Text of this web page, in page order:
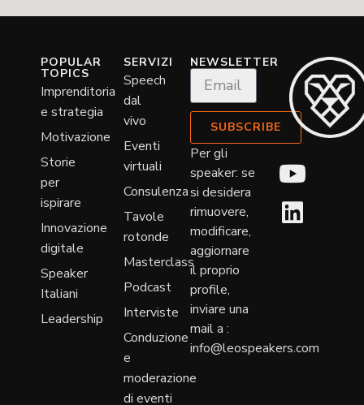
POPULAR
TOPICS
Imprenditoria
e strategia
Motivazione
Storie
per
ispirare
Innovazione
digitale
Speaker
Italiani
Leadership
SERVIZI
Speech
dal
vivo
Eventi
virtuali
Consulenza
Tavole
rotonde
Masterclass
Podcast
Interviste
Conduzione
e
moderazione
di eventi
NEWSLETTER
SUBSCRIBE
Per gli
speaker: se
si desidera
rimuovere,
modificare,
aggiornare
il proprio
profile,
inviare una
mail a :
info@leospeakers.com